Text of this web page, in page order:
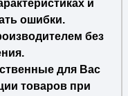
и
ошибки.
без
для Вас
товаров при